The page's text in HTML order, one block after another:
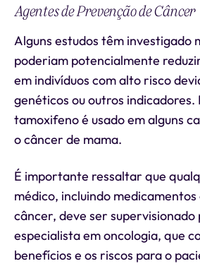
Agentes de Prevenção de Câncer
Alguns estudos têm investigado
poderiam potencialmente
em indivíduos com alto risco
genéticos ou outros indicadores.
tamoxifeno é usado em alguns
o câncer de mama.
É importante ressaltar que
médico, incluindo
câncer, deve ser supervisionado
especialista em oncologia, que
benefícios e os riscos para o